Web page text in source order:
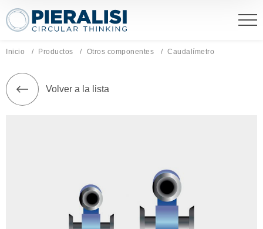
Pieralisi Maip Spa
Inicio Productos Otros componentes Página actual:
Caudalímetro
Volver a la lista